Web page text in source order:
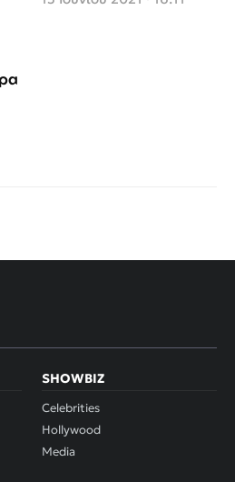
SHOWBIZ
Celebrities
Hollywood
Media